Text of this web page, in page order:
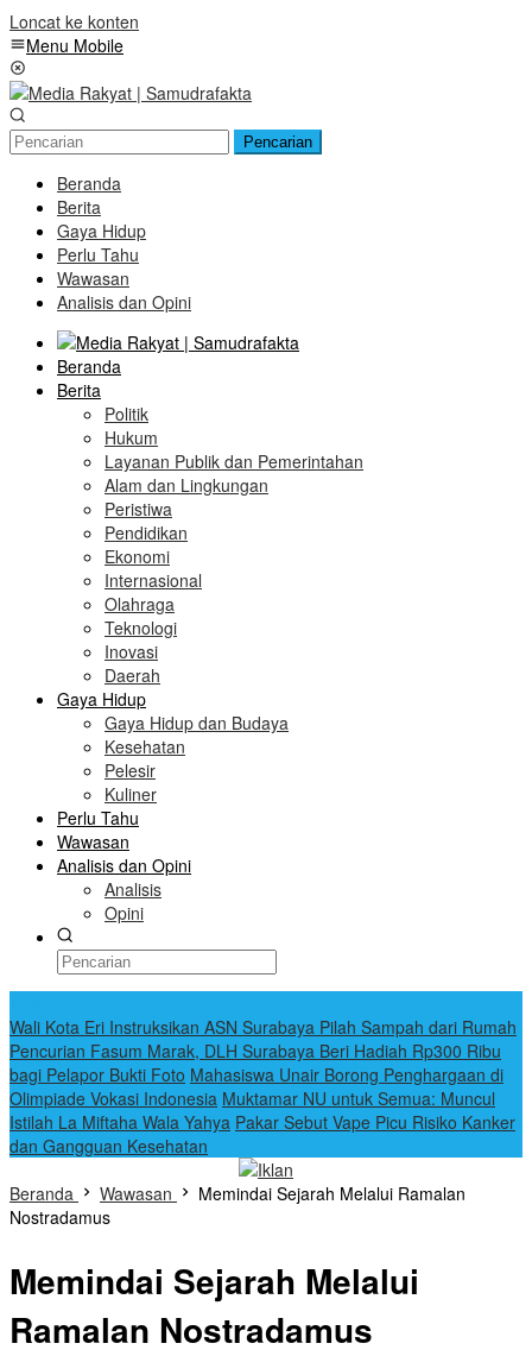
Loncat ke konten
Menu Mobile
Pencarian
Beranda
Berita
Gaya Hidup
Perlu Tahu
Wawasan
Analisis dan Opini
Beranda
Berita
Politik
Hukum
Layanan Publik dan Pemerintahan
Alam dan Lingkungan
Peristiwa
Pendidikan
Ekonomi
Internasional
Olahraga
Teknologi
Inovasi
Daerah
Gaya Hidup
Gaya Hidup dan Budaya
Kesehatan
Pelesir
Kuliner
Perlu Tahu
Wawasan
Analisis dan Opini
Analisis
Opini
Wali Kota Eri Instruksikan ASN Surabaya Pilah Sampah dari Rumah
Pencurian Fasum Marak, DLH Surabaya Beri Hadiah Rp300 Ribu
bagi Pelapor Bukti Foto Mahasiswa Unair Borong Penghargaan di
Olimpiade Vokasi Indonesia Muktamar NU untuk Semua: Muncul
Istilah La Miftaha Wala Yahya Pakar Sebut Vape Picu Risiko Kanker
dan Gangguan Kesehatan
Beranda
Wawasan
Memindai Sejarah Melalui Ramalan
Nostradamus
Memindai Sejarah Melalui
Ramalan Nostradamus